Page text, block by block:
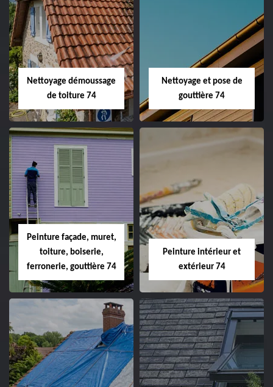
Nettoyage démoussage
de toiture 74
Nettoyage et pose de
gouttière 74
Peinture façade, muret,
toiture, boiserie,
ferronerie, gouttière 74
Peinture intérieur et
extérieur 74